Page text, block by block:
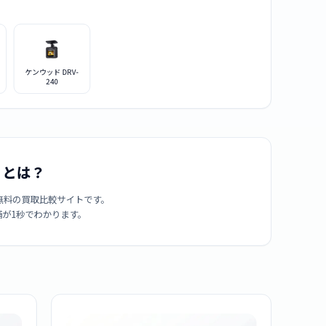
ケンウッド DRV-
240
は？
の買取比較サイトです。
1秒でわかります。